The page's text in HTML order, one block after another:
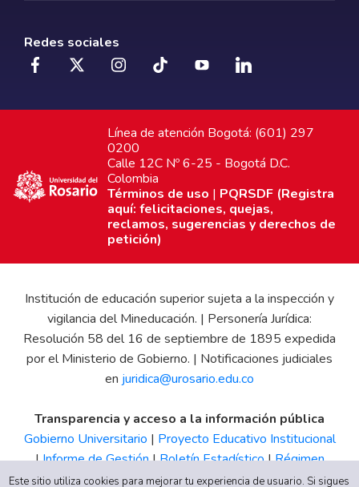
Redes sociales
Línea de atención Bogotá: (601) 297
0200
Calle 12C Nº 6-25 - Bogotá D.C.
Colombia
Términos de uso | PQRSDF (Registra
aquí: felicitaciones, quejas,
reclamos, sugerencias y derechos de
petición)
Institución de educación superior sujeta a la inspección y
vigilancia del Mineducación. | Personería Jurídica:
Resolución 58 del 16 de septiembre de 1895 expedida
por el Ministerio de Gobierno. | Notificaciones judiciales
en juridica@urosario.edu.co
Transparencia y acceso a la información pública
Gobierno Universitario | Proyecto Educativo Institucional
|Informe de Gestión|Boletín Estadístico|Régimen
Tributario|Estados Financieros |Código de Ética| Canal
Este sitio utiliza cookies para mejorar tu experiencia de usuario. Si sigues